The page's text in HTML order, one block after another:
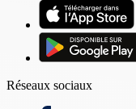
Réseaux sociaux